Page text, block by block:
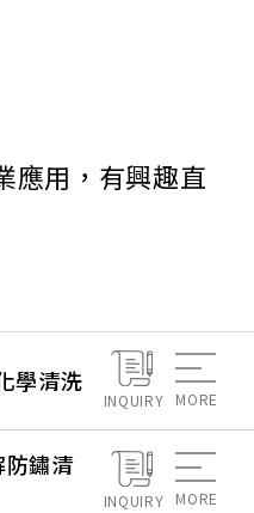
應用，有興趣直
學清洗
INQUIRY MORE
鏽清
INQUIRY MORE